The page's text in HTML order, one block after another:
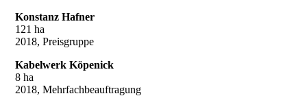
Konstanz Hafner
121 ha
2018, Preisgruppe
Kabelwerk Köpenick
8 ha
2018, Mehrfachbeauftragung